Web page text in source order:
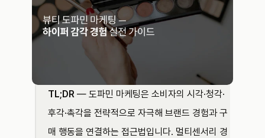
TL;DR — 도파민 마케팅은 소비자의 시각·청각·
후각·촉각을 전략적으로 자극해 브랜드 경험과 구
매 행동을 연결하는 접근법입니다. 멀티센서리 경